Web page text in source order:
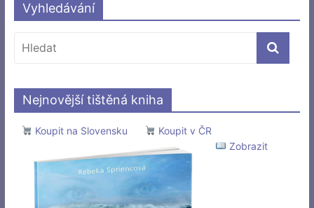
Vyhledávání
Nejnovější tištěná kniha
Koupit na Slovensku
Koupit v ČR
Zobrazit